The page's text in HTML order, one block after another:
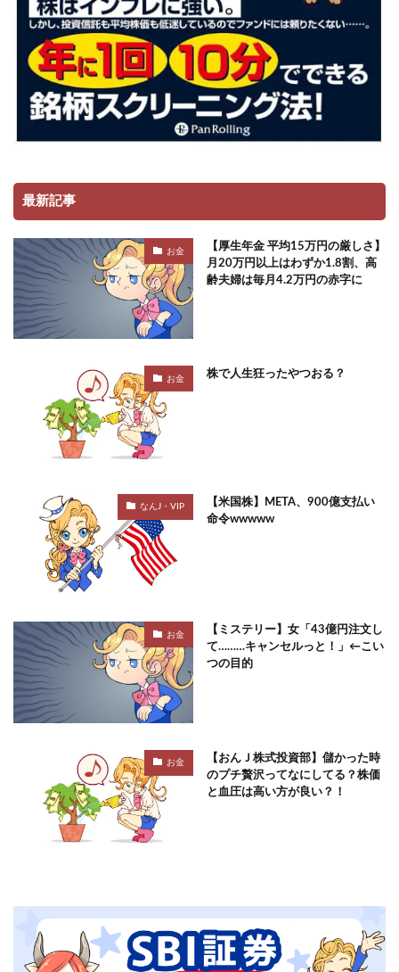
最新記事
お金
【厚生年金 平均15万円の厳しさ】
月20万円以上はわずか1.8割、高
齢夫婦は毎月4.2万円の赤字に
お金 株で人生狂ったやつおる？
なんJ・VIP
【米国株】META、900億支払い
命令wwwww
お金
【ミステリー】女「43億円注文し
て………キャンセルっと！」←こい
つの目的
お金
【おんＪ株式投資部】儲かった時
のプチ贅沢ってなにしてる？株価
と血圧は高い方が良い？！